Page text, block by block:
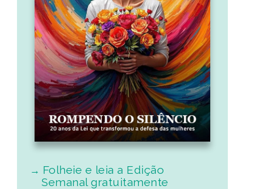
Folheie e leia a Edição
Semanal gratuitamente